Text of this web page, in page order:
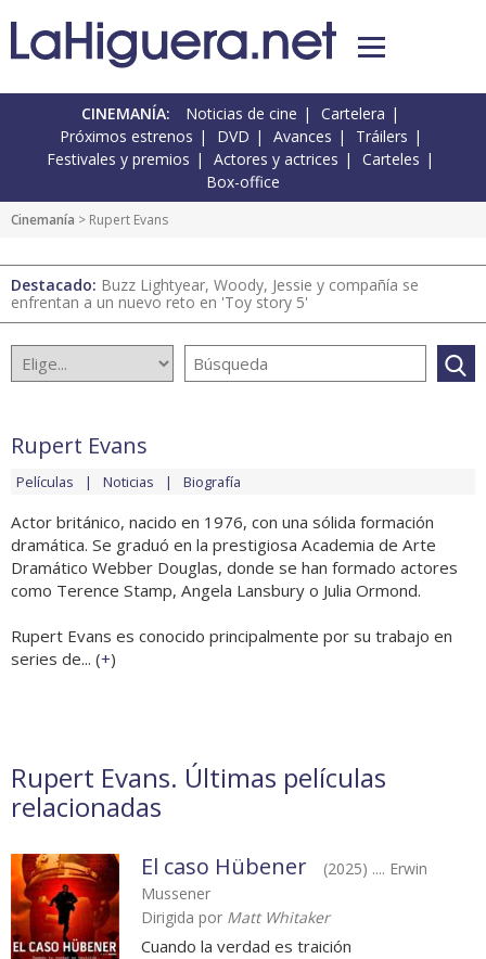
CINEMANÍA: Noticias de cine
Cartelera
Próximos estrenos
DVD Avances
Tráilers
Festivales y premios
Actores y actrices
Carteles
Box-office
Cinemanía > Rupert Evans
Destacado: Buzz Lightyear, Woody, Jessie y compañía se
enfrentan a un nuevo reto en 'Toy story 5'
Rupert Evans
Películas Noticias Biografía
Actor británico, nacido en 1976, con una sólida formación
dramática. Se graduó en la prestigiosa Academia de Arte
Dramático Webber Douglas, donde se han formado actores
como Terence Stamp, Angela Lansbury o Julia Ormond.
Rupert Evans es conocido principalmente por su trabajo en
series de... (+)
Rupert Evans. Últimas películas
relacionadas
El caso Hübener
(2025) .... Erwin
Mussener
Dirigida por Matt Whitaker
Cuando la verdad es traición